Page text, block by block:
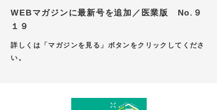
アクセス
お問い合わせ
新卒採用サイト
WEBマガジンに最新号を追加／医業版 No.９
１９
詳しくは「マガジンを見る」ボタンをクリックしてくださ
い。